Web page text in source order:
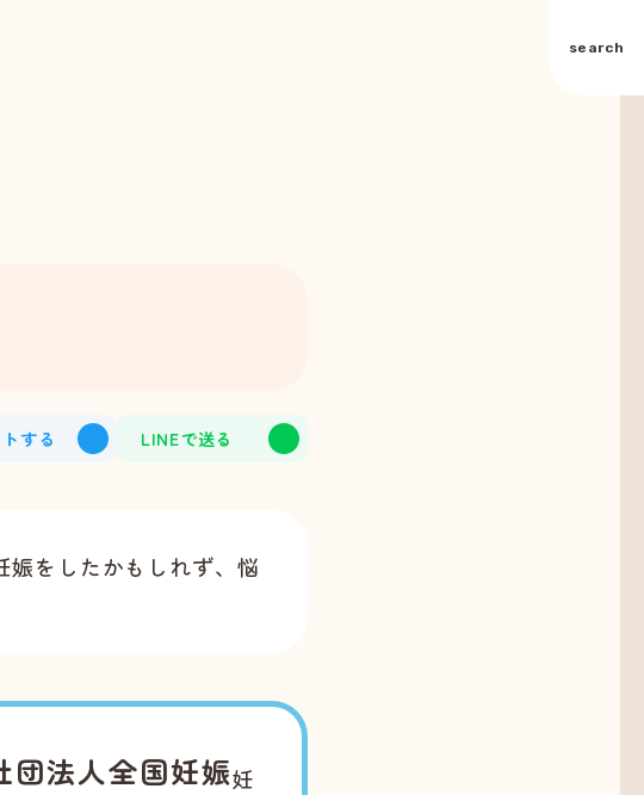
search
する LINEで送る
娠をしたかもしれず、悩
団法人全国妊娠妊